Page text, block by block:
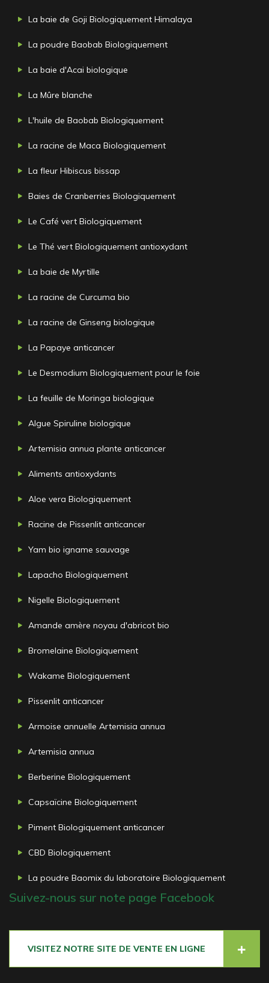
La baie de Goji Biologiquement Himalaya
La poudre Baobab Biologiquement
La baie d'Acai biologique
La Mûre blanche
L'huile de Baobab Biologiquement
La racine de Maca Biologiquement
La fleur Hibiscus bissap
Baies de Cranberries Biologiquement
Le Café vert Biologiquement
Le Thé vert Biologiquement antioxydant
La baie de Myrtille
La racine de Curcuma bio
La racine de Ginseng biologique
La Papaye anticancer
Le Desmodium Biologiquement pour le foie
La feuille de Moringa biologique
Algue Spiruline biologique
Artemisia annua plante anticancer
Aliments antioxydants
Aloe vera Biologiquement
Racine de Pissenlit anticancer
Yam bio igname sauvage
Lapacho Biologiquement
Nigelle Biologiquement
Amande amère noyau d'abricot bio
Bromelaine Biologiquement
Wakame Biologiquement
Pissenlit anticancer
Armoise annuelle Artemisia annua
Artemisia annua
Berberine Biologiquement
Capsaïcine Biologiquement
Piment Biologiquement anticancer
CBD Biologiquement
La poudre Baomix du laboratoire Biologiquement
Suivez-nous sur note page Facebook
VISITEZ NOTRE SITE DE VENTE EN LIGNE